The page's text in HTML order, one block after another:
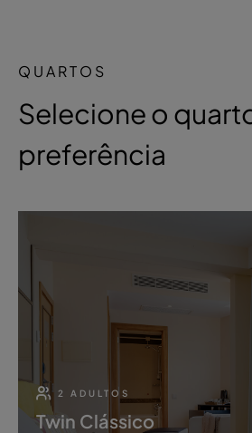
QUARTOS
Selecione o
preferência
2 ADULTOS
Twin Clássico